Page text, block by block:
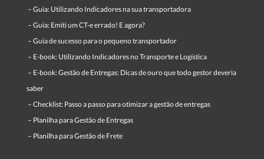
– Guia: Utilizando Indicadores na sua transportadora
– Guia: Emiti um CT-e errado! E agora?
– Guia de sucesso para o pequeno transportador
– E-book: Utilizando Indicadores no Transporte e Logística
– E-book: Gestão de Entregas: Dicas de ouro que todo gestor deveria
saber
– Checklist: Passo a passo para otimizar a gestão de entregas
– Planilha para Gestão de Entregas
– Planilha para Gestão de Frete